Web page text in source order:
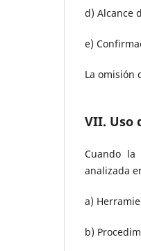
d) Alcance
e)
La omisión
VII. Uso
Cuando
analizada
a)
b)